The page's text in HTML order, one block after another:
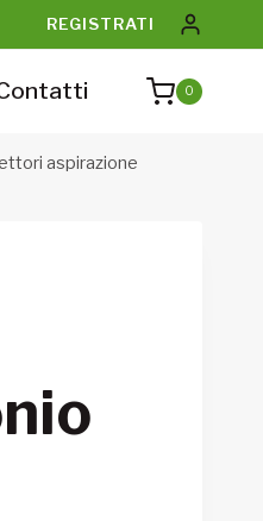
REGISTRATI
0
aspirazione